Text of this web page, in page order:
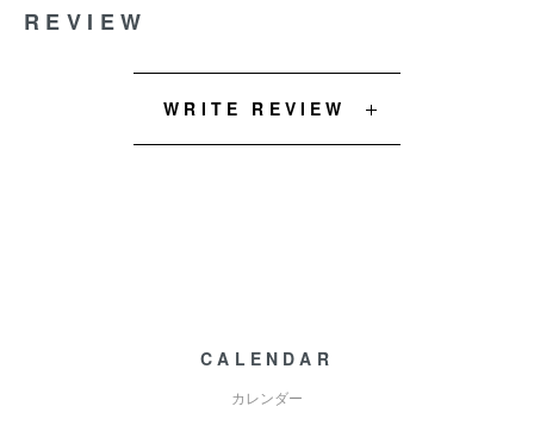
REVIEW
WRITE REVIEW
CALENDAR
カレンダー